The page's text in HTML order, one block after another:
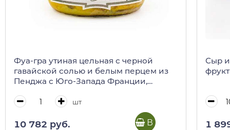
Фуа-гра утиная цельная с черной
гавайской солью и белым перцем из
Пенджа с Юго-Запада Франции,
шт
10 782 руб. В корзину
Сыр
1